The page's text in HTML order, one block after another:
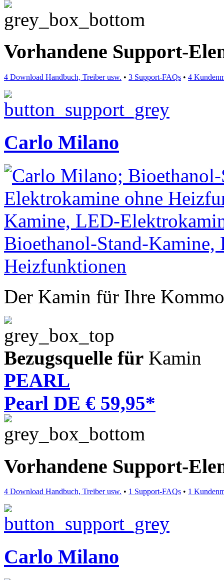
Vorhandene Support-
4 Download Handbuch, Treiber usw. • 3 Support-FAQs • 4
Carlo Milano
Der Kamin für Ihre
Bezugsquelle für Kamin
PEARL
Pearl DE € 59,95*
Vorhandene Support-
4 Download Handbuch, Treiber usw. • 1 Support-FAQs • 1
Carlo Milano